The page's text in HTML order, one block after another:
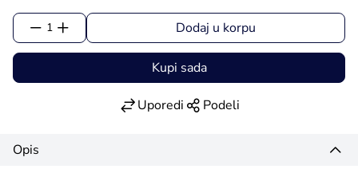
1 Dodaj u korpu
Kupi sada
Uporedi Podeli
Opis